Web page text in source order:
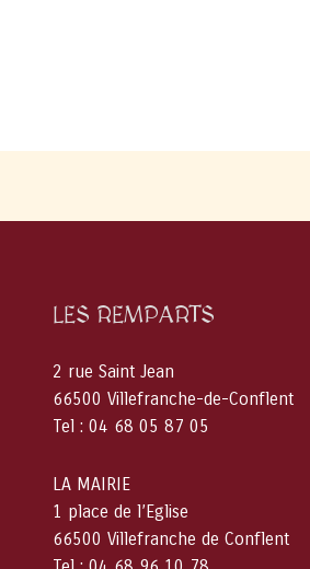
LES REMPARTS
2 rue Saint Jean
66500 Villefranche-de-Conflent
Tel : 04 68 05 87 05
LA MAIRIE
1 place de l’Eglise
66500 Villefranche de Conflent